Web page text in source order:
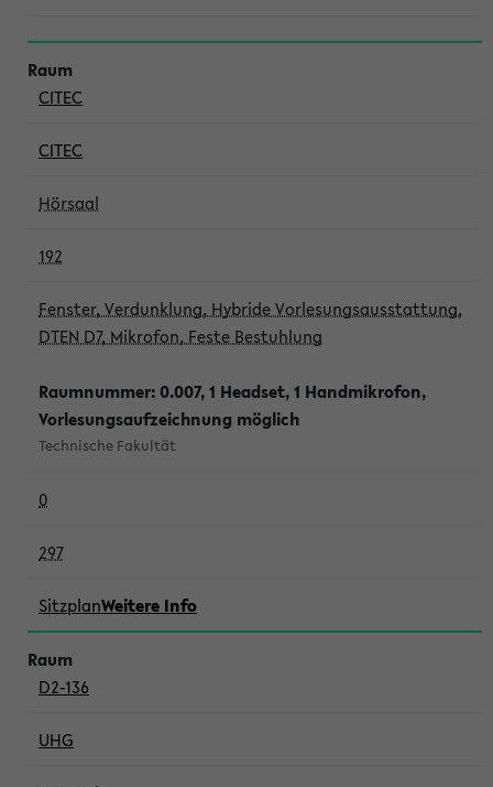
CITEC
CITEC
Hörsaal
192
Fenster, Verdunklung, Hybride Vorlesungsausstattung,
DTEN D7, Mikrofon, Feste Bestuhlung
Raumnummer: 0.007, 1 Headset, 1 Handmikrofon,
Vorlesungsaufzeichnung möglich
Technische Fakultät
0
297
SitzplanWeitere Info
D2-136
UHG